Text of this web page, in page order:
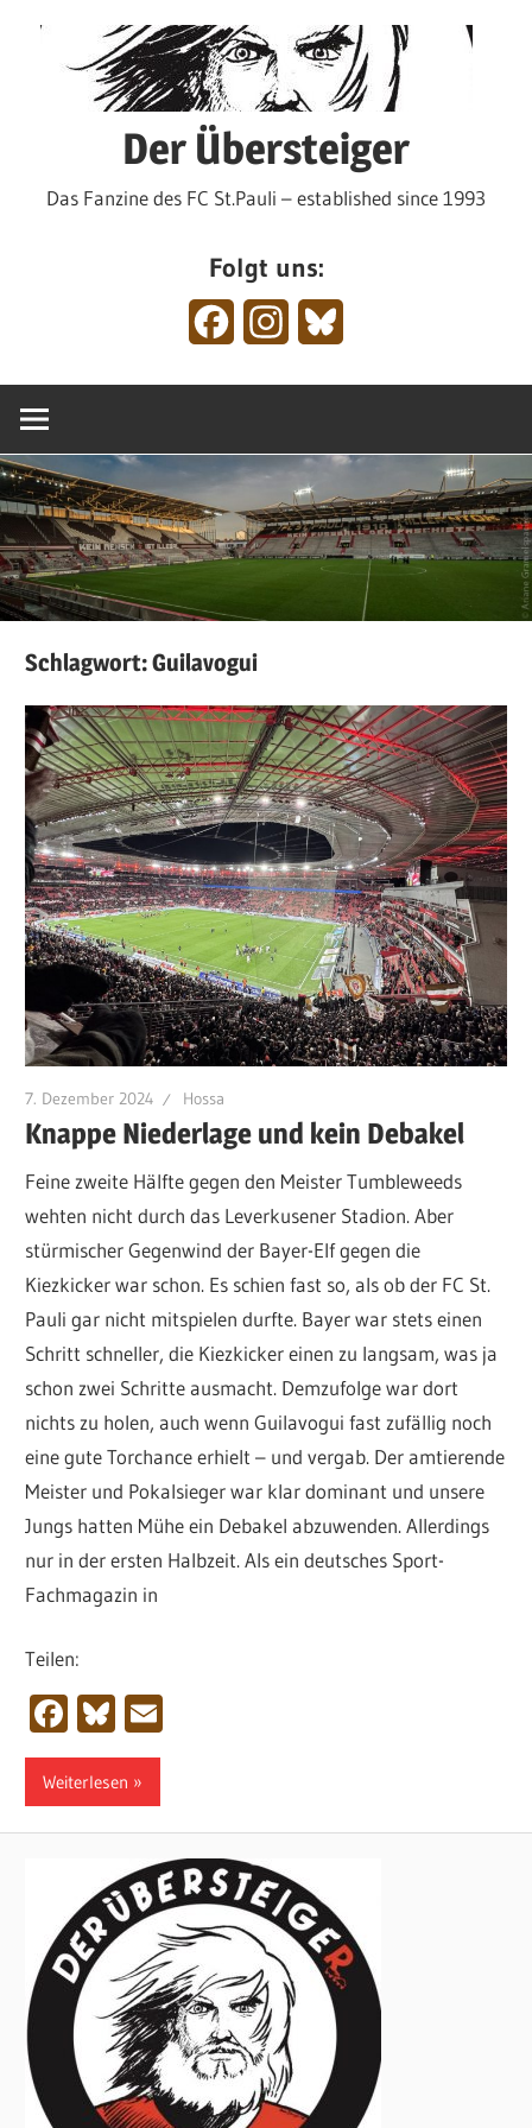
Der Übersteiger
Das Fanzine des FC St.Pauli – established since 1993
Folgt uns:
FacebookInstagram
Schlagwort:Guilavogui
7. Dezember 2024 Hossa
Knappe Niederlage und kein Debakel
Feine zweite Hälfte gegen den Meister Tumbleweeds
wehten nicht durch das Leverkusener Stadion. Aber
stürmischer Gegenwind der Bayer-Elf gegen die
Kiezkicker war schon. Es schien fast so, als ob der FC St.
Pauli gar nicht mitspielen durfte. Bayer war stets einen
Schritt schneller, die Kiezkicker einen zu langsam, was ja
schon zwei Schritte ausmacht. Demzufolge war dort
nichts zu holen, auch wenn Guilavogui fast zufällig noch
eine gute Torchance erhielt – und vergab. Der amtierende
Meister und Pokalsieger war klar dominant und unsere
Jungs hatten Mühe ein Debakel abzuwenden. Allerdings
nur in der ersten Halbzeit. Als ein deutsches Sport-
Fachmagazin in
Teilen:
Facebook
Bluesky
Weiterlesen